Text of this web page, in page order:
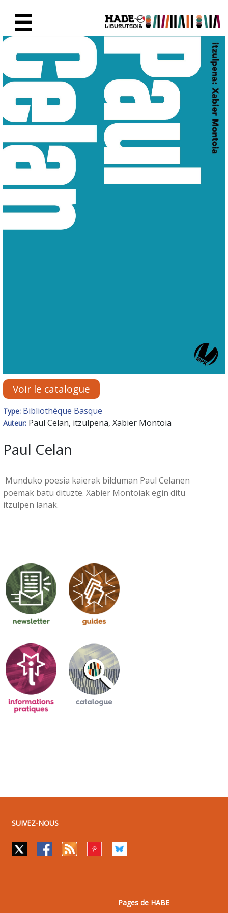
Fiche de Nouveaux Livres -
Voir le catalogue
Type: Bibliothèque Basque
Auteur: Paul Celan, itzulpena, Xabier Montoia
Paul Celan
Munduko poesia kaierak bilduman Paul Celanen
poemak batu dituzte. Xabier Montoiak egin ditu
itzulpen lanak.
SUIVEZ-NOUS
Pages de HABE